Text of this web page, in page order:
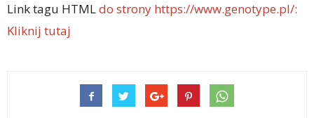
Link tagu HTMLdo strony https://www.genotype.pl/:
Kliknij tutaj